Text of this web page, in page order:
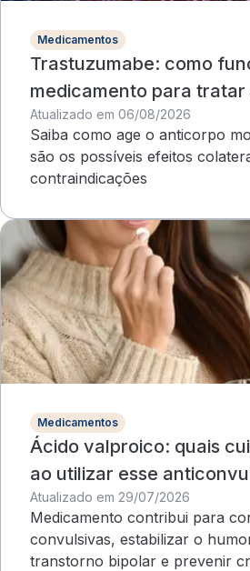
Medicamentos
Trastuzumabe: como
medicamento para
mama?
Atualizado em 06/08/2026
Saiba como age o anticorpo
são os possíveis efeitos
contraindicações
Medicamentos
Ácido valproico: quais
ao utilizar esse
Atualizado em 29/07/2026
Medicamento contribui para
convulsivas, estabilizar o
transtorno bipolar e prevenir